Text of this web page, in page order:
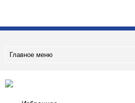
Главное меню